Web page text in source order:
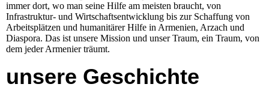
immer dort, wo man seine Hilfe am meisten braucht, von
Infrastruktur- und Wirtschaftsentwicklung bis zur Schaffung von
Arbeitsplätzen und humanitärer Hilfe in Armenien, Arzach und
Diaspora. Das ist unsere Mission und unser Traum, ein Traum, von
dem jeder Armenier träumt.
unsere Geschichte